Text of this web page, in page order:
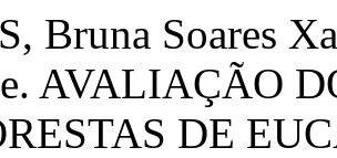
Bruna Soares
AVALIAÇÃO
DE